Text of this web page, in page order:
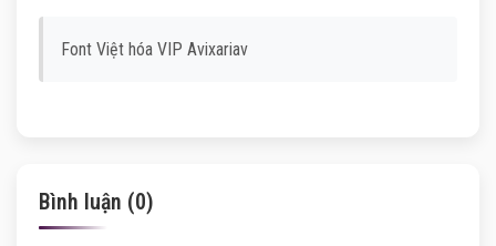
Font Việt hóa VIP Avixariav
Bình luận (0)